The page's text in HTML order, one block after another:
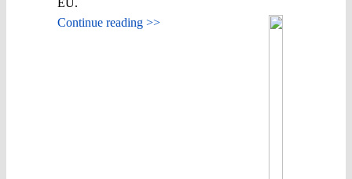
Continue reading >>